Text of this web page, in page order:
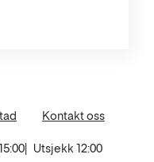
Kontakt oss
Utsjekk 12:00